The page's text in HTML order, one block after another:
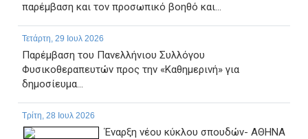
παρέμβαση και τον προσωπικό βοηθό και...
Τετάρτη, 29 Ιουλ 2026
Παρέμβαση του Πανελλήνιου Συλλόγου
Φυσικοθεραπευτών προς την «Καθημερινή» για
δημοσίευμα...
Τρίτη, 28 Ιουλ 2026
Έναρξη νέου κύκλου σπουδών- ΑΘΗΝΑ